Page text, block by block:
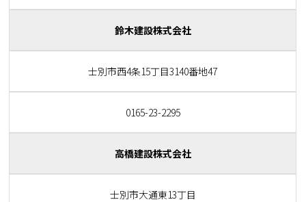
鈴木建設株式会社
士別市西4条15丁目3140番地47
0165-23-2295
高橋建設株式会社
士別市大通東13丁目